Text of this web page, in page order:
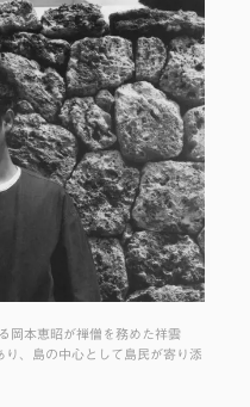
岡本恵昭が禅僧を務めた祥雲
、島の中心として島民が寄り添